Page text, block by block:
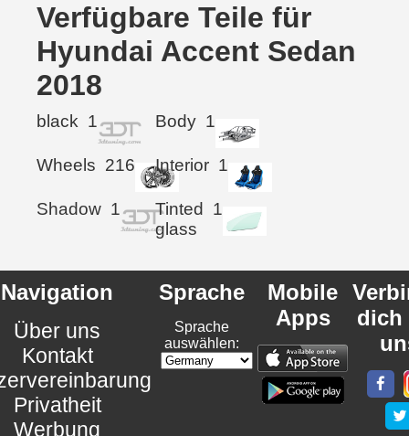
Verfügbare Teile für
Hyundai Accent Sedan
2018
black 1 Body 1
Wheels 216 Interior 1
Shadow 1
Tinted
glass
1
Navigation
Über uns
Kontakt
Privatheit
Werbung
Sprache
Sprache
auswählen:
Mobile
Apps
dich